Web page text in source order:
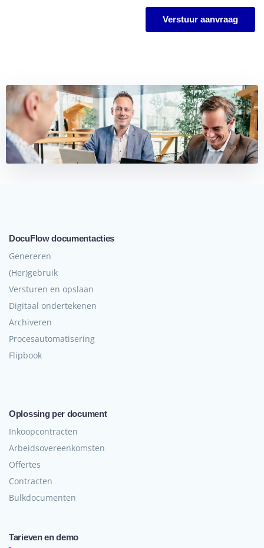
Verstuur aanvraag
DocuFlow documentacties
Genereren
(Her)gebruik
Versturen en opslaan
Digitaal ondertekenen
Archiveren
Procesautomatisering
Flipbook
Oplossing per document
Inkoopcontracten
Arbeidsovereenkomsten
Offertes
Contracten
Bulkdocumenten
Tarieven en demo